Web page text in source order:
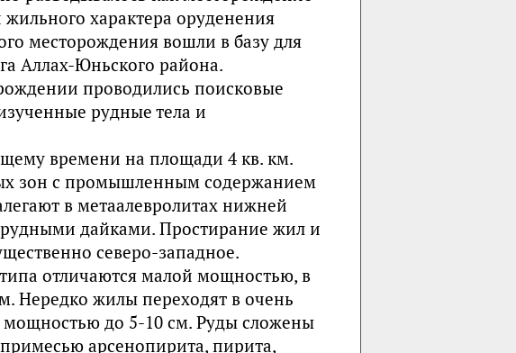
характера оруденения
месторождения вошли в базу для
Аллах-Юньского района.
проводились поисковые
рудные тела и
времени на площади 4 кв. км.
зон с промышленным содержанием
в метаалевролитах нижней
дайками. Простирание жил и
северо-западное.
отличаются малой мощностью, в
Нередко жилы переходят в очень
до 5-10 см. Руды сложены
арсенопирита, пирита,